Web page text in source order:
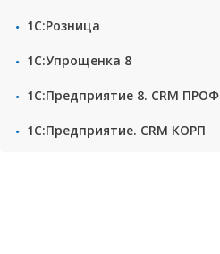
1С:Розница
1С:Упрощенка 8
1С:Предприятие 8. CRM ПРОФ
1С:Предприятие. CRM КОРП